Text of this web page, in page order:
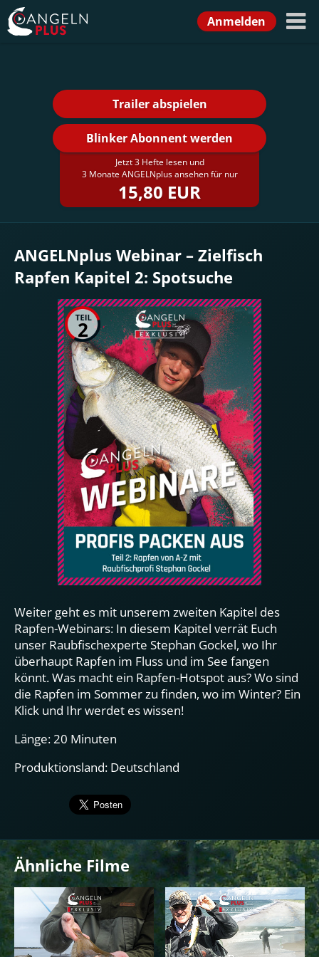
Anmelden
Trailer abspielen
Blinker Abonnent werden
Jetzt 3 Hefte lesen und
3 Monate ANGELNplus ansehen für nur
15,80 EUR
ANGELNplus Webinar – Zielfisch
Rapfen Kapitel 2: Spotsuche
2
Weiter geht es mit unserem zweiten Kapitel des
Rapfen-Webinars: In diesem Kapitel verrät Euch
unser Raubfischexperte Stephan Gockel, wo Ihr
überhaupt Rapfen im Fluss und im See fangen
könnt. Was macht ein Rapfen-Hotspot aus? Wo sind
die Rapfen im Sommer zu finden, wo im Winter? Ein
Klick und Ihr werdet es wissen!
Länge: 20 Minuten
Produktionsland: Deutschland
Ähnliche Filme